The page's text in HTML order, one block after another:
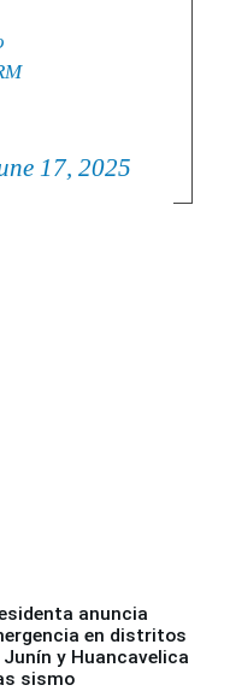
17, 2025
anuncia
en distritos
Junín y Huancavelica
sismo